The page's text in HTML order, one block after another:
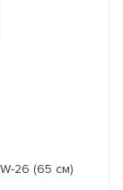
26 (65 см)